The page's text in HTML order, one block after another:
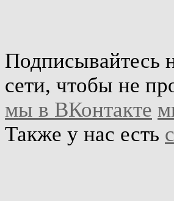
Подписывайтесь
сети, чтобы не
мы в ВКонтакте
Также у нас есть